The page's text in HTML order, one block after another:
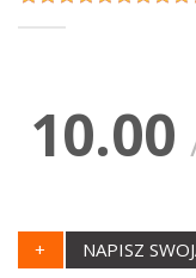
10.00
+ NAPISZ